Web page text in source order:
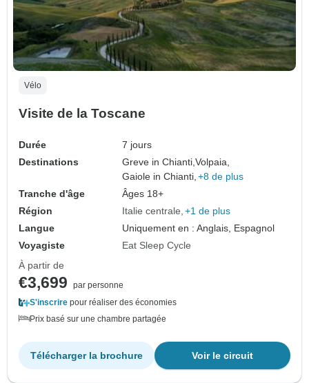
Vélo
Visite de la Toscane
Durée
7 jours
Destinations
Greve in Chianti,Volpaia,
Gaiole in Chianti, +8 de plus
Tranche d'âge
Âges 18+
Région
Italie centrale +1 de plus
Langue
Uniquement en : Anglais, Espagnol
Voyagiste
Eat Sleep Cycle
À partir de
€3,699
par personne
S'inscrire pour réaliser des économies
Prix basé sur une chambre partagée
Voir le circuit
Télécharger la brochure